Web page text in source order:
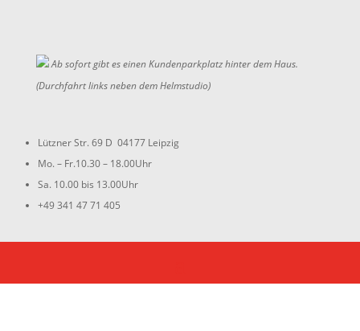
Ab sofort gibt es einen Kundenparkplatz hinter dem Haus.
(Durchfahrt links neben dem Helmstudio)
Lützner Str. 69 D 04177 Leipzig
Mo. – Fr.10.30 – 18.00Uhr
Sa. 10.00 bis 13.00Uhr
+49 341 47 71 405